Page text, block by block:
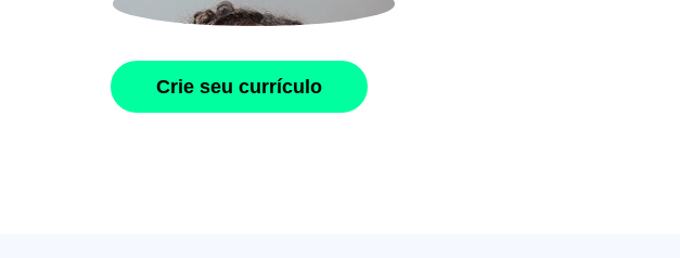
Crie seu currículo